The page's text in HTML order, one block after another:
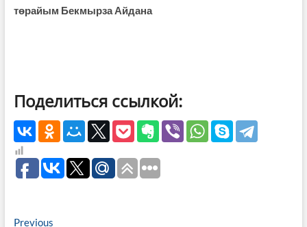
төрайым Бекмырза Айдана
Поделиться ссылкой:
PreviousPrevious